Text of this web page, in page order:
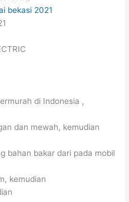
di Indonesia ,
dan mewah, kemudian
bahan bakar dari pada mobil
kemudian